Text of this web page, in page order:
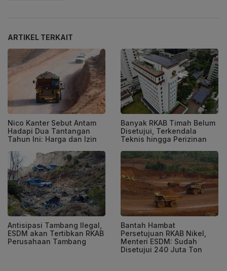
ARTIKEL TERKAIT
Nico Kanter Sebut Antam
Hadapi Dua Tantangan
Tahun Ini: Harga dan Izin
Banyak RKAB Timah Belum
Disetujui, Terkendala
Teknis hingga Perizinan
Antisipasi Tambang Ilegal,
ESDM akan Tertibkan RKAB
Perusahaan Tambang
Bantah Hambat
Persetujuan RKAB Nikel,
Menteri ESDM: Sudah
Disetujui 240 Juta Ton